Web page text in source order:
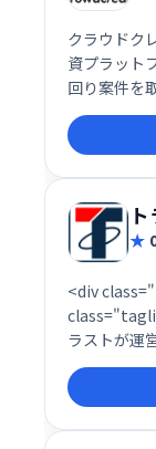
クラウドク
資プラット
回り案件を
破。社会
長国への投
両立できま
<div
ラストが運
ーシャル
グ！10万円
6.0%～
</div> </